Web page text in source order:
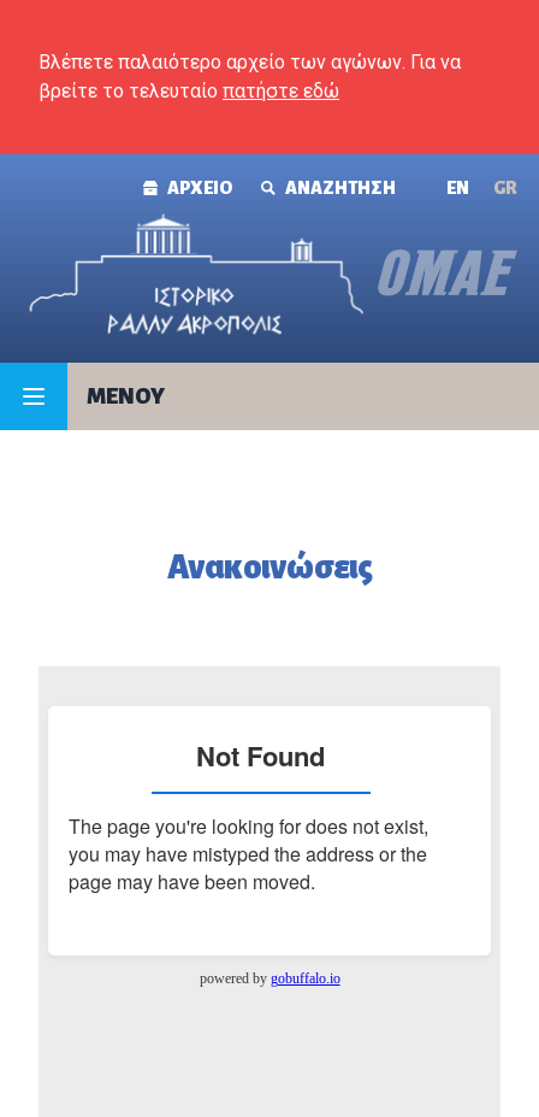
Βλέπετε παλαιότερο αρχείο των αγώνων. Για να
βρείτε το τελευταίο πατήστε εδώ
ΑΡΧΕΙΟ ΑΝΑΖΗΤΗΣΗ ΕΝ GR
MENOY
Ανακοινώσεις